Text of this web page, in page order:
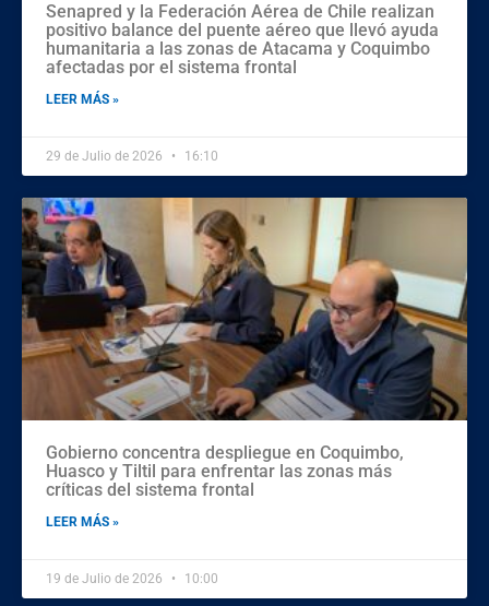
Senapred y la Federación Aérea de Chile realizan
positivo balance del puente aéreo que llevó ayuda
humanitaria a las zonas de Atacama y Coquimbo
afectadas por el sistema frontal
LEER MÁS »
29 de Julio de 2026 16:10
Gobierno concentra despliegue en Coquimbo,
Huasco y Tiltil para enfrentar las zonas más
críticas del sistema frontal
LEER MÁS »
19 de Julio de 2026 10:00